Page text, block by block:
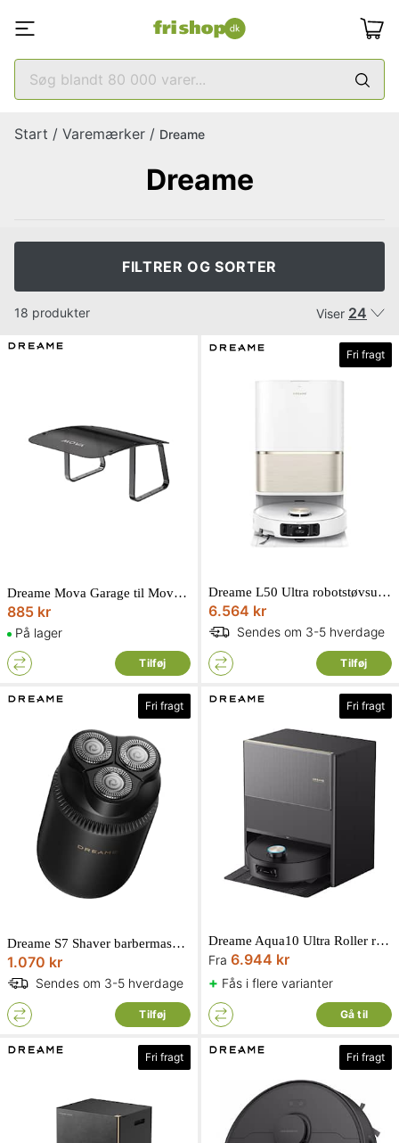
Start / Varemærker / Dreame
Dreame
FILTRER OG SORTER
18 produkter Viser 24
Dreame Mova Garage til Mova M600/M1000
885 kr
På lager
Tilføj
Fri fragt
Dreame L50 Ultra robotstøvsuger hvid
6.564 kr
Sendes om 3-5 hverdage
Tilføj
Fri fragt
Dreame S7 Shaver barbermaskine
1.070 kr
Sendes om 3-5 hverdage
Tilføj
Fri fragt
Dreame Aqua10 Ultra Roller robotstøvsuger
Fra 6.944 kr
+ Fås i flere varianter
Gå til
Fri fragt Fri fragt